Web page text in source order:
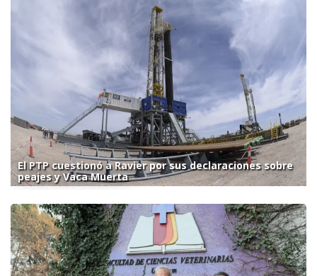
El PTP cuestionó a Ravier por sus declaraciones sobre
peajes y Vaca Muerta